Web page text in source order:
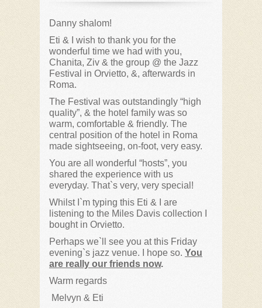
Danny shalom!
Eti & I wish to thank you for the
wonderful time we had with you,
Chanita, Ziv & the group @ the Jazz
Festival in Orvietto, &, afterwards in
Roma.
The Festival was outstandingly “high
quality”, & the hotel family was so
warm, comfortable & friendly. The
central position of the hotel in Roma
made sightseeing, on-foot, very easy.
You are all wonderful “hosts”, you
shared the experience with us
everyday. That`s very, very special!
Whilst I`m typing this Eti & I are
listening to the Miles Davis collection I
bought in Orvietto.
Perhaps we`ll see you at this Friday
evening`s jazz venue. I hope so. You
are really our friends now.
Warm regards
Melvyn & Eti